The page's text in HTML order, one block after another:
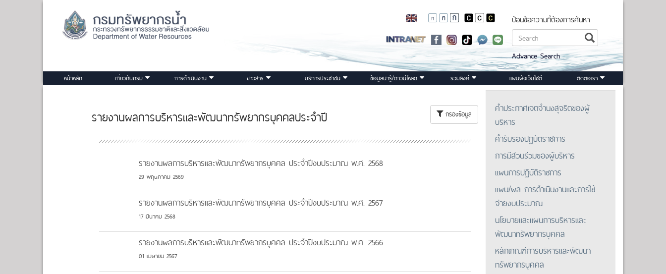
ป้อนข้อความที่ต้องการค้นหา
Advance Search
หน้าหลัก เกี่ยวกับกรม การดำเนินงาน ข่าวสาร บริการประชาชน ข้อมูลน่ารู้/ดาวน์โหลด รวมลิงค์ แผนผังเว็บไซต์ ติดต่อเรา
รายงานผลการบริหารและพัฒนาทรัพยากรบุคคลประจำปี กรองข้อมูล
รายงานผลการบริหารและพัฒนาทรัพยากรบุคคล ประจำปีงบประมาณ พ.ศ. 2568
29 พฤษภาคม 2569
รายงานผลการบริหารและพัฒนาทรัพยากรบุคคล ประจำปีงบประมาณ พ.ศ. 2567
17 มีนาคม 2568
รายงานผลการบริหารและพัฒนาทรัพยากรบุคคล ประจำปีงบประมาณ พ.ศ. 2566
01 เมษายน 2567
คำประกาศเจตจำนงสุจริตของผู้
บริหาร
คำรับรองปฏิบัติราชการ
การมีส่วนร่วมของผู้บริหาร
แผนการปฏิบัติราชการ
แผน/ผล การดำเนินงานและการใช้
จ่ายงบประมาณ
นโยบายและแผนการบริหารและ
พัฒนาทรัพยากรบุคคล
หลักเกณฑ์การบริหารและพัฒนา
ทรัพยากรบุคคล